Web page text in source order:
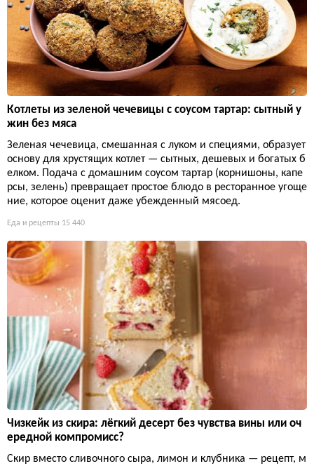
Котлеты из зеленой чечевицы с соусом тартар: сытный у
жин без мяса
Зеленая чечевица, смешанная с луком и специями, образует
основу для хрустящих котлет — сытных, дешевых и богатых б
елком. Подача с домашним соусом тартар (корнишоны, капе
рсы, зелень) превращает простое блюдо в ресторанное угоще
ние, которое оценит даже убежденный мясоед.
Еда и рецепты 15 440
Чизкейк из скира: лёгкий десерт без чувства вины или оч
ередной компромисс?
Скир вместо сливочного сыра, лимон и клубника — рецепт, м